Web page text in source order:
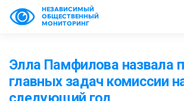
НЕЗАВИСИМЫЙ
ОБЩЕСТВЕННЫЙ
МОНИТОРИНГ
Элла Памфилова назвала
главных задач комиссии